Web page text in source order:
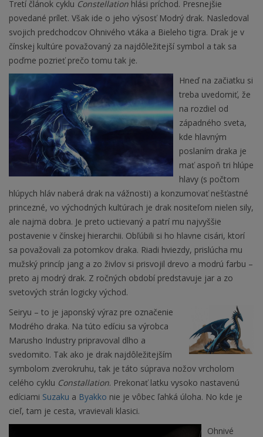
Tretí článok cyklu Constellation hlási príchod. Presnejšie
povedané prílet. Však ide o jeho výsosť Modrý drak. Nasledoval
svojich predchodcov Ohnivého vtáka a Bieleho tigra. Drak je v
čínskej kultúre považovaný za najdôležitejší symbol a tak sa
poďme pozrieť prečo tomu tak je.
Hneď na začiatku si
treba uvedomiť, že
na rozdiel od
západného sveta,
kde hlavným
poslaním draka je
mať aspoň tri hlúpe
hlavy (s počtom
hlúpych hláv naberá drak na vážnosti) a konzumovať nešťastné
princezné, vo východných kultúrach je drak nositeľom nielen sily,
ale najmä dobra. Je preto uctievaný a patrí mu najvyššie
postavenie v čínskej hierarchii. Obľúbili si ho hlavne cisári, ktorí
sa považovali za potomkov draka. Riadi hviezdy, prislúcha mu
mužský princíp jang a zo živlov si prisvojil drevo a modrú farbu –
preto aj modrý drak. Z ročných období predstavuje jar a zo
svetových strán logicky východ.
Seiryu – to je japonský výraz pre označenie
Modrého draka. Na túto edíciu sa výrobca
Marusho Industry pripravoval dlho a
svedomito. Tak ako je drak najdôležitejším
symbolom zverokruhu, tak je táto súprava nožov vrcholom
celého cyklu Constallation. Prekonať latku vysoko nastavenú
edíciami Suzaku a Byakko nie je vôbec ľahká úloha. No kde je
cieľ, tam je cesta, vravievali klasici.
Ohnivé